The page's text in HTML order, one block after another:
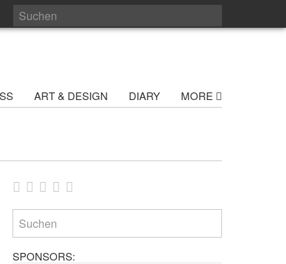
ART & DESIGN DIARY MORE
SPONSORS: